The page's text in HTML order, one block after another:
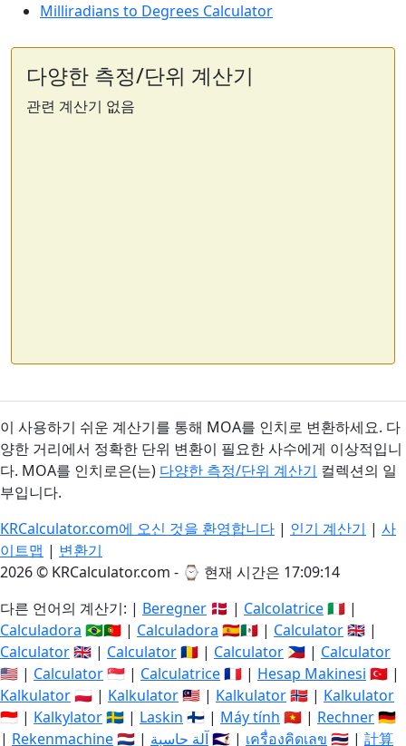
Milliradians to Degrees Calculator
다양한 측정/단위 계산기
관련 계산기 없음
이 사용하기 쉬운 계산기를 통해 MOA를 인치로 변환하세요. 다
양한 거리에서 정확한 단위 변환이 필요한 사수에게 이상적입니
다. MOA를 인치로은(는) 다양한 측정/단위 계산기 컬렉션의 일
부입니다.
KRCalculator.com에 오신 것을 환영합니다 | 인기 계산기 | 사
이트맵 | 변환기
2026 © KRCalculator.com - ⌚ 현재 시간은 17:09:15
다른 언어의 계산기: | Beregner 🇩🇰 | Calcolatrice🇮🇹 |
Calculadora 🇧🇷🇵🇹 | Calculadora 🇪🇸🇲🇽 | Calculator🇬🇧 |
Calculator🇬🇧 | Calculator🇷🇴 | Calculator 🇵🇭 | Calculator
🇺🇸 | Calculator🇸🇬 | Calculatrice🇫🇷 | Hesap Makinesi 🇹🇷 |
Kalkulator🇵🇱 | Kalkulator🇲🇾 | Kalkulator🇳🇴 | Kalkulator
🇮🇩 | Kalkylator🇸🇪 | Laskin 🇫🇮 | Máy tính 🇻🇳 | Rechner🇩🇪
| Rekenmachine🇳🇱 | آلة حاسبة🇸🇦 | เครื่องคิดเลข 🇹🇭 | 計算